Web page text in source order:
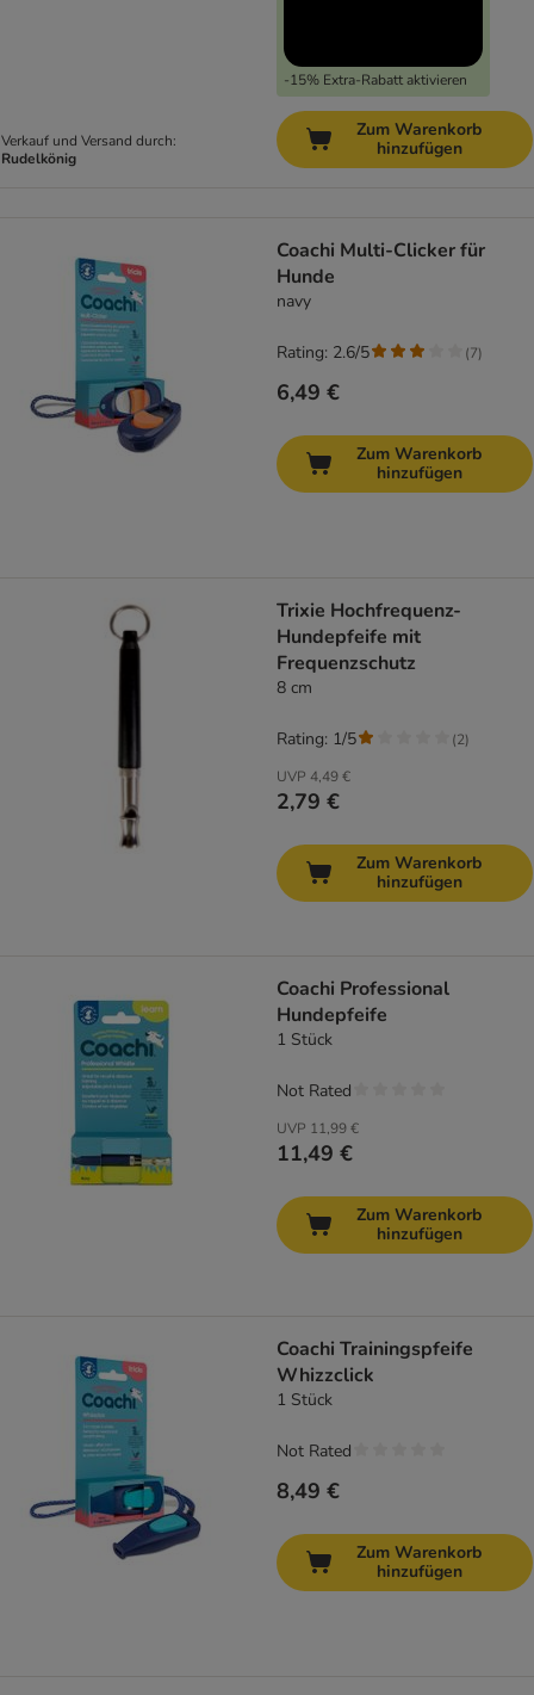
Verkauf und Versand durch:
Rudelkönig
-15% Extra-Rabatt aktivieren
Zum Warenkorb
hinzufügen
Coachi Multi-Clicker für
Hunde
navy
6,49 €
Rating: 2.6/5 (7)
Zum Warenkorb
hinzufügen
Trixie Hochfrequenz-
Hundepfeife mit
Frequenzschutz
8 cm
UVP 4,49 €
2,79 €
Rating: 1/5 (2)
Zum Warenkorb
hinzufügen
Coachi Professional
Hundepfeife
1 Stück
UVP 11,99 €
11,49 €
Not Rated
Zum Warenkorb
hinzufügen
Coachi Trainingspfeife
Whizzclick
1 Stück
8,49 €
Not Rated
Zum Warenkorb
hinzufügen